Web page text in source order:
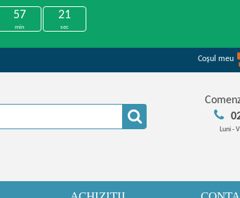
57
min
21
sec
Coşul meu
Luni -